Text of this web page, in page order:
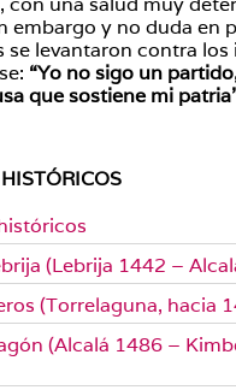
embargo y no duda en
se levantaron contra los
“Yo no sigo un
que sostiene mi
(Lebrija 1442 –
(Torrelaguna, hacia
(Alcalá 1486 –